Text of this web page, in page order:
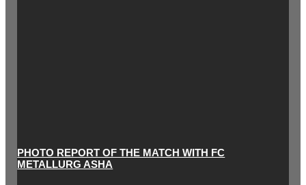
PHOTO REPORT OF THE MATCH WITH FC
METALLURG ASHA